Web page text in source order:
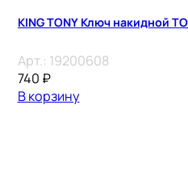
KING TONY Ключ накидной
Арт.: 19200608
740 ₽
В корзину